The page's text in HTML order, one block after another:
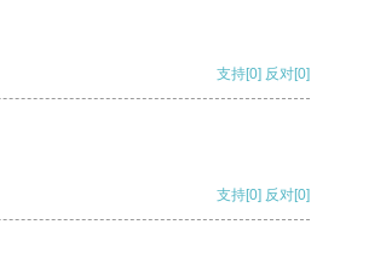
支持[0] 反对[0]
支持[0] 反对[0]